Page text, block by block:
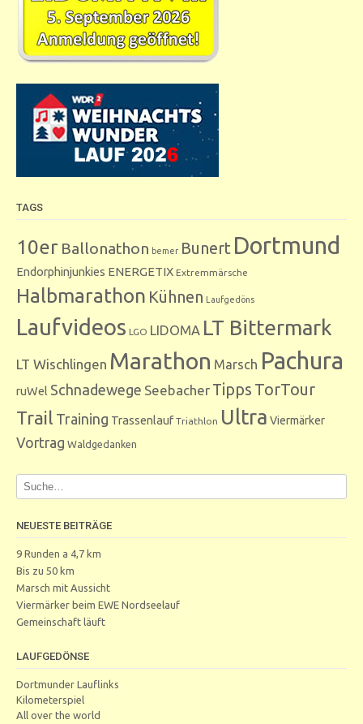
TAGS
10er Ballonathon bemer Bunert Dortmund
Endorphinjunkies ENERGETIX Extremmärsche
Halbmarathon Kühnen Laufgedöns
Laufvideos LGO LIDOMA LT Bittermark
LT Wischlingen Marathon Marsch Pachura
ruWel Schnadewege Seebacher Tipps TorTour
Trail Training Trassenlauf Triathlon Ultra Viermärker
Vortrag Waldgedanken
NEUESTE BEITRÄGE
9 Runden a 4,7 km
Bis zu 50 km
Marsch mit Aussicht
Viermärker beim EWE Nordseelauf
Gemeinschaft läuft
LAUFGEDÖNSE
Dortmunder Lauflinks
Kilometerspiel
All over the world